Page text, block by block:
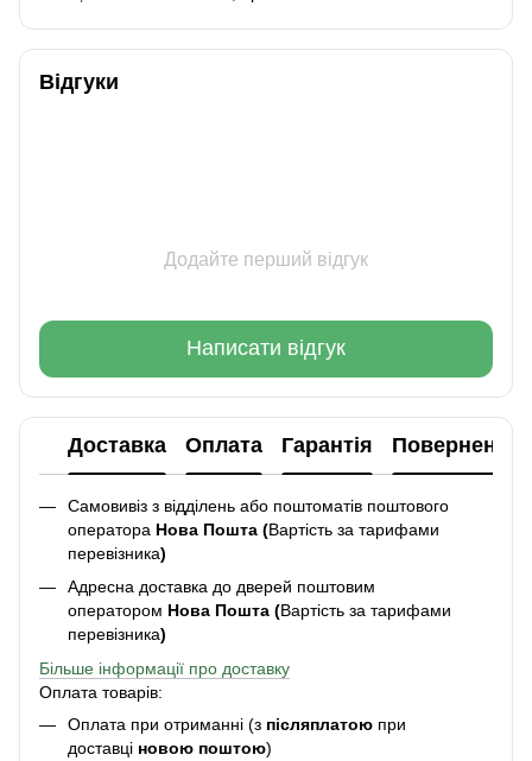
Відгуки
Додайте перший відгук
Написати відгук
Доставка Оплата Гарантія Повернення
Самовивіз з відділень або поштоматів поштового
оператора Нова Пошта (Вартість за тарифами
перевізника)
Адресна доставка до дверей поштовим
оператором Нова Пошта (Вартість за тарифами
перевізника)
Більше інформації про доставку
Оплата товарів:
Оплата при отриманні (з післяплатою при
доставці новою поштою)